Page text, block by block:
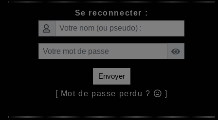
Se reconnecter :
Envoyer
[ Mot de passe perdu ? ]